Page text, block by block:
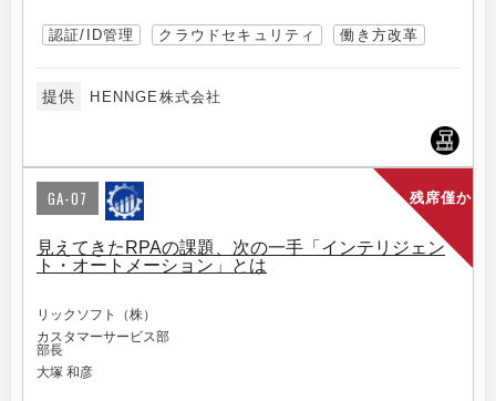
認証/ID管理 クラウドセキュリティ 働き方改革
提供 HENNGE株式会社
残席僅か
GA-07
見えてきたRPAの課題、次の一手「インテリジェン
ト・オートメーション」とは
リックソフト（株）
カスタマーサービス部
部長
大塚 和彦